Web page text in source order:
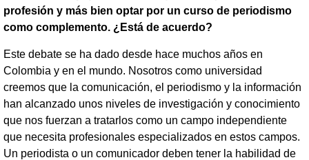
profesión y más bien optar por un curso de periodismo
como complemento. ¿Está de acuerdo?
Este debate se ha dado desde hace muchos años en
Colombia y en el mundo. Nosotros como universidad
creemos que la comunicación, el periodismo y la información
han alcanzado unos niveles de investigación y conocimiento
que nos fuerzan a tratarlos como un campo independiente
que necesita profesionales especializados en estos campos.
Un periodista o un comunicador deben tener la habilidad de